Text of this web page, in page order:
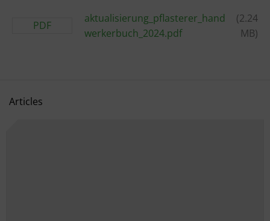
PDF
aktualisierung_pflasterer_hand
werkerbuch_2024.pdf
(2.24
MB)
Articles